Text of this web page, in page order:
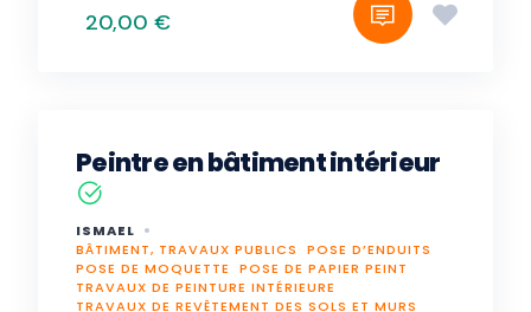
20,00 €
Peintre en bâtiment intérieur
ISMAEL
BÂTIMENT, TRAVAUX PUBLICS
POSE D’ENDUITS
POSE DE MOQUETTE
POSE DE PAPIER PEINT
TRAVAUX DE PEINTURE INTÉRIEURE
TRAVAUX DE REVÊTEMENT DES SOLS ET MURS